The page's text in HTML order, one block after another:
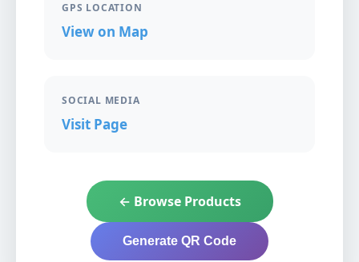
GPS LOCATION
View on Map
SOCIAL MEDIA
Visit Page
← Browse Products
Generate QR Code